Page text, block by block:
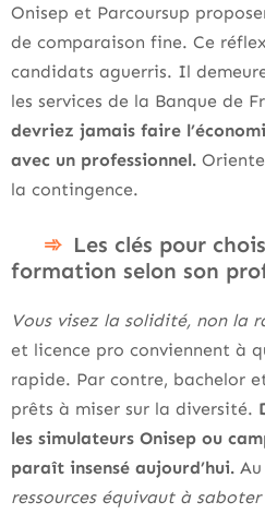
Onisep et Parcoursup
de comparaison fine. Ce
candidats aguerris. Il
les services de la Banque de
devriez jamais faire
avec un professionnel.
la contingence.
Les clés pour
formation selon son
Vous visez la solidité, non la
et licence pro conviennent à
rapide. Par contre, bachelor
prêts à miser sur la diversité.
les simulateurs Onisep ou
paraît insensé aujourd’hui.
ressources équivaut à